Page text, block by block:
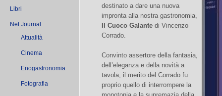
Libri
Net Journal
Attualità
Cinema
Enogastronomia
Fotografia
destinato a dare una nuova
impronta alla nostra gastronomia,
Il Cuoco Galante di Vincenzo
Corrado.
Convinto assertore della fantasia,
dell’eleganza e della novità a
tavola, il merito del Corrado fu
proprio quello di interrompere la